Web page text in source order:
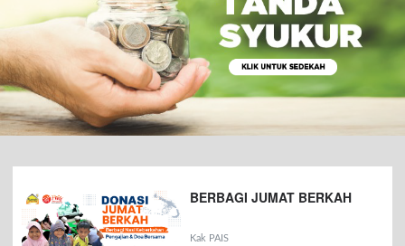
BERBAGI JUMAT BERKAH
Kak PAIS